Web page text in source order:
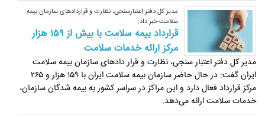
مدیر کل دفتر اعتبارسنجی، نظارت و قراردادهای سازمان بیمه
سلامت خبر داد:
قرارداد بیمه سلامت با بیش از ۱۵۹ هزار
مرکز ارائه خدمات سلامت
مدیر کل دفتر اعتبار سنجی، نظارت و قرار دادهای سازمان بیمه سلامت
ایران گفت: در حال حاضر سازمان بیمه سلامت ایران با ۱۵۹ هزار و ۲۶۵
مرکز قرارداد فعال دارد و این مراکز در سراسر کشور به بیمه شدگان سازمان،
خدمات سلامت ارائه می‌‎دهد.